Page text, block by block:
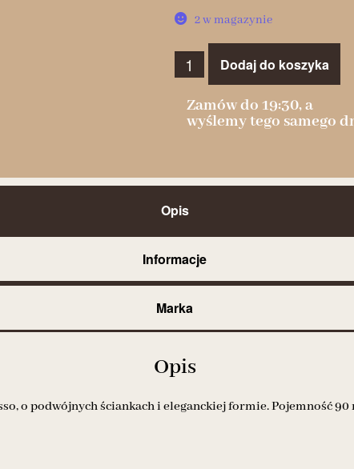
2 w magazynie
Dodaj do koszyka
Zamów do 19:30, a
wyślemy tego samego
Opis
Informacje
Marka
Opis
o podwójnych ściankach i eleganckiej formie. Pojemność 90